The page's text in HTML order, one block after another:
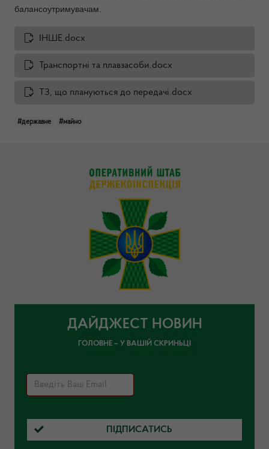
балансоутримувачам.
ІНШЕ.docx
Транспортні та плавзасоби.docx
ТЗ, що плануються до передачі.docx
#державне #майно
ДАЙДЖЕСТ НОВИН
ГОЛОВНЕ – У ВАШІЙ СКРИНЬЦІ
ПІДПИСАТИСЬ